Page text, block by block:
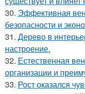
30. Эффективная
безопасности и
31. Дерево в
настроение.
32. Естественная
организации и
33. Рост оказался